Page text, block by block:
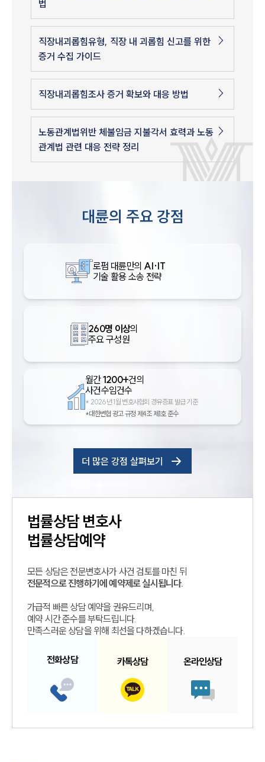
법
직장내괴롭힘유형, 직장 내 괴롭힘 신고를 위한
증거 수집 가이드
직장내괴롭힘조사 증거 확보와 대응 방법
노동관계법위반 체불임금 지불각서 효력과 노동
관계법 관련 대응 전략 정리
대륜의 주요 강점
로펌 대륜만의 AI·IT
기술 활용 소송 전략
260명 이상의
주요 구성원
월간1200+건의
사건수임건수
* 2026년 1월 변호사협회 경유증표 발급 기준
*대한변협 광고 규정 제4조 제1호 준수
더 많은 강점 살펴보기
법률상담변호사
법률상담예약
모든 상담은 전문변호사가 사건 검토를 마친 뒤
전문적으로 진행하기에 예약제로 실시됩니다.
가급적 빠른 상담 예약을 권유드리며,
예약 시간 준수를 부탁드립니다.
만족스러운 상담을 위해 최선을 다하겠습니다.
전화상담 카톡상담 온라인상담